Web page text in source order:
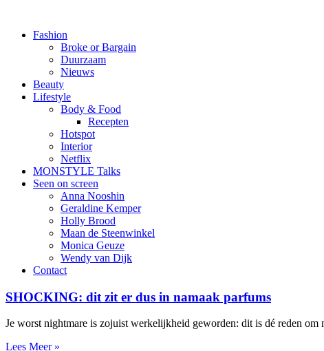
Fashion
Broke or Bargain
Duurzaam
Nieuws
Beauty
Lifestyle
Body & Food
Recepten
Hotspot
Interior
Netflix
MONSTYLE Talks
Seen on screen
Anna Nooshin
Geraldine Kemper
Holly Brood
Maan de Steenwinkel
Monica Geuze
Wendy van Dijk
Contact
SHOCKING: dit zit er dus in namaak parfums
Je worst nightmare is zojuist werkelijkheid geworden: dit is dé reden
Lees Meer »